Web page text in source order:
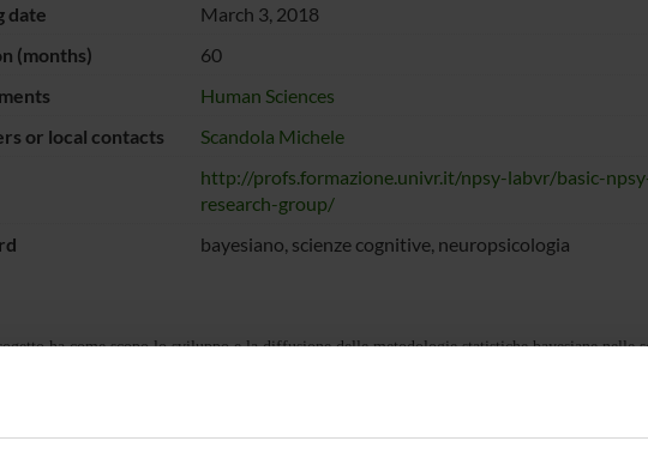
date
March 3, 2018
(months)
60
Human Sciences
or local contacts
Scandola Michele
http://profs.formazione.univr.it/npsy-labvr/basic-
research-group/
bayesiano, scienze cognitive, neuropsicologia
ha come scopo lo sviluppo e la diffusione delle metodologie statistiche bayesiane nelle